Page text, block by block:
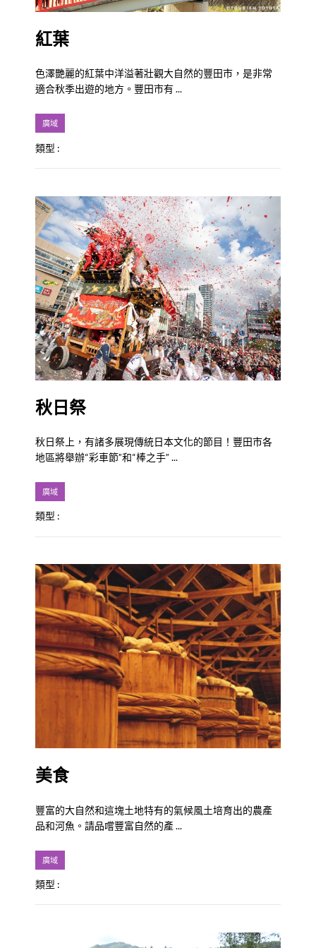
紅葉
色澤艷麗的紅葉中洋溢著壯觀大自然的豐田市，是非常
適合秋季出遊的地方。豐田市有 ...
廣域
類型 :
秋日祭
秋日祭上，有諸多展現傳統日本文化的節目！豐田市各
地區將舉辦“彩車節”和“棒之手” ...
廣域
類型 :
美食
豐富的大自然和這塊土地特有的氣候風土培育出的農產
品和河魚。請品嚐豐富自然的產 ...
廣域
類型 :